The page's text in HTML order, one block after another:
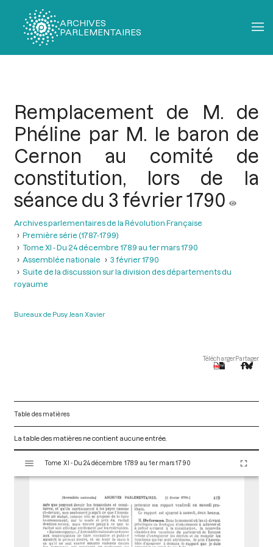
ARCHIVES
PARLEMENTAIRES
Remplacement de M. de
Phéline par M. le baron de
Cernon au comité de
constitution, lors de la
séance du 3 février 1790
Archives parlementaires de la Révolution Française
Première série (1787-1799)
Tome XI - Du 24 décembre 1789 au 1er mars 1790
Assemblée nationale
3 février 1790
Suite de la discussion sur la division des départements du
royaume
Bureaux de Pusy Jean Xavier
TéléchargerPartager
Table des matières
La table des matières ne contient aucune entrée.
s
Tome XI - Du 24 décembre 1789 au 1er mars 1790